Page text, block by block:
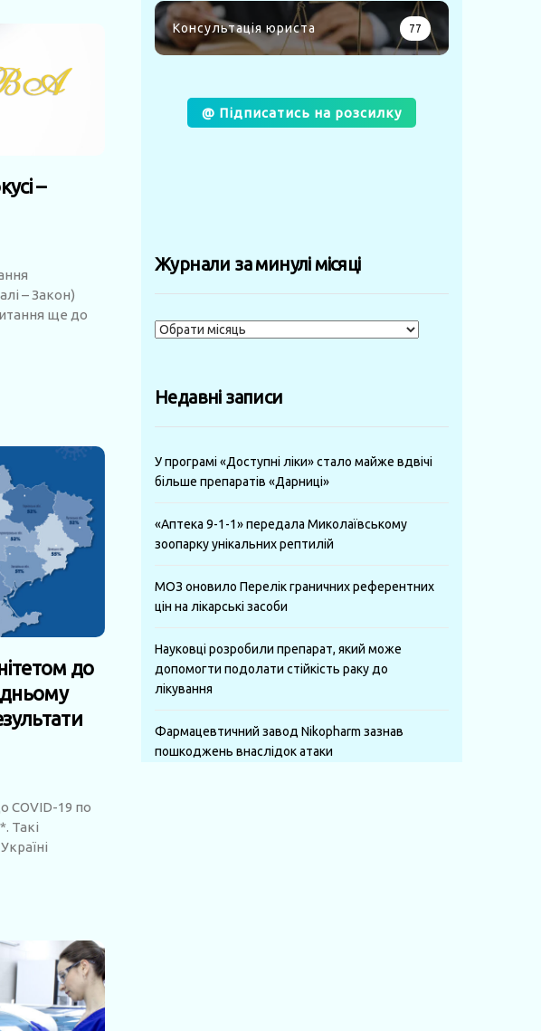
–
– Закон)
ще до
до
COVID-19 по
Такі
Консультація юриста 77
@ Підписатись на розсилку
Журнали за минулі місяці
Журнали
місяці
Недавні записи
У програмі «Доступні ліки» стало майже вдвічі
більше препаратів «Дарниці»
«Аптека 9-1-1» передала Миколаївському
зоопарку унікальних рептилій
МОЗ оновило Перелік граничних референтних
цін на лікарські засоби
Науковці розробили препарат, який може
допомогти подолати стійкість раку до
лікування
Фармацевтичний завод Nikopharm зазнав
пошкоджень внаслідок атаки